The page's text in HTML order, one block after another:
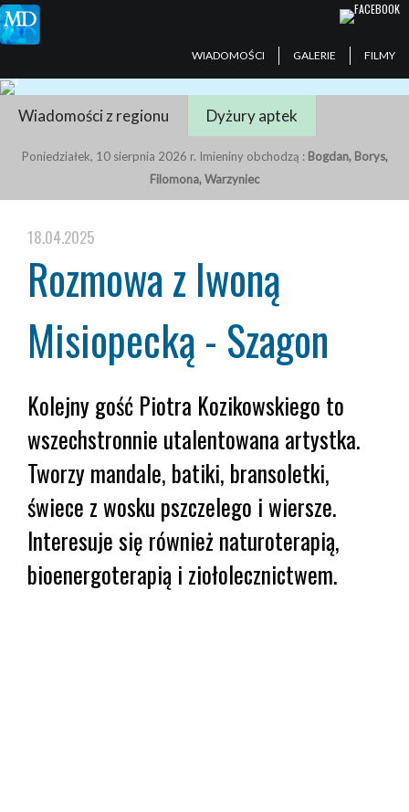
WIADOMOŚCI GALERIE FILMY
Wiadomości z regionu Dyżury aptek
Poniedziałek, 10 sierpnia 2026 r. Imieniny obchodzą : Bogdan, Borys,
Filomona, Warzyniec
18.04.2025
Rozmowa z Iwoną
Misiopecką - Szagon
Kolejny gość Piotra Kozikowskiego to
wszechstronnie utalentowana artystka.
Tworzy mandale, batiki, bransoletki,
świece z wosku pszczelego i wiersze.
Interesuje się również naturoterapią,
bioenergoterapią i ziołolecznictwem.